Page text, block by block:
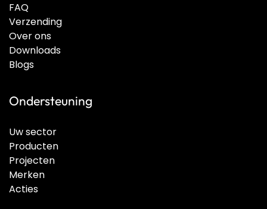
FAQ
Verzending
Over ons
Downloads
Blogs
Ondersteuning
Uw sector
Producten
Projecten
Merken
Acties